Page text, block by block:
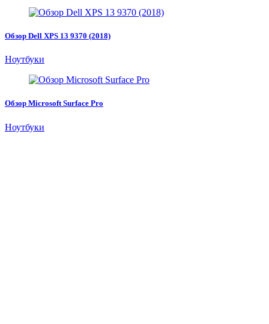
Обзор Dell XPS 13 9370 (2018)
Ноутбуки
Обзор Microsoft Surface Pro
Ноутбуки